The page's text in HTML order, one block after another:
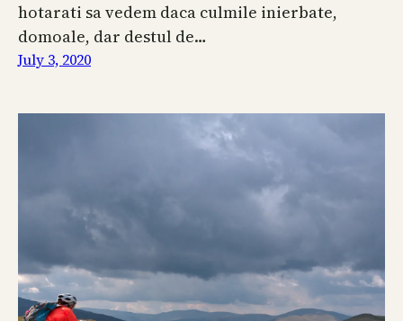
hotarati sa vedem daca culmile inierbate,
domoale, dar destul de…
July 3, 2020